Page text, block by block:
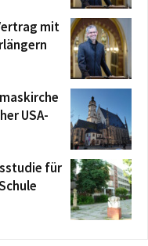
mit
USA-
für